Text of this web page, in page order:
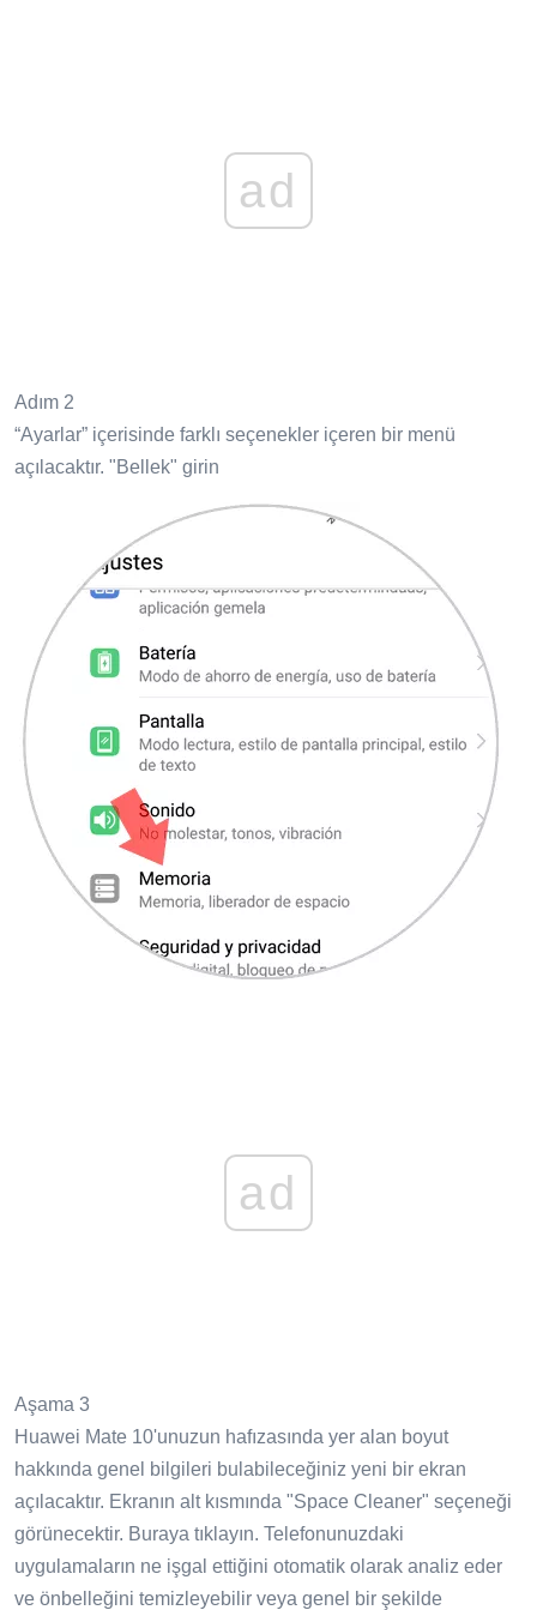
ad
Adım 2
“Ayarlar” içerisinde farklı seçenekler içeren bir menü
açılacaktır. "Bellek" girin
ad
Aşama 3
Huawei Mate 10'unuzun hafızasında yer alan boyut
hakkında genel bilgileri bulabileceğiniz yeni bir ekran
açılacaktır. Ekranın alt kısmında "Space Cleaner" seçeneği
görünecektir. Buraya tıklayın. Telefonunuzdaki
uygulamaların ne işgal ettiğini otomatik olarak analiz eder
ve önbelleğini temizleyebilir veya genel bir şekilde